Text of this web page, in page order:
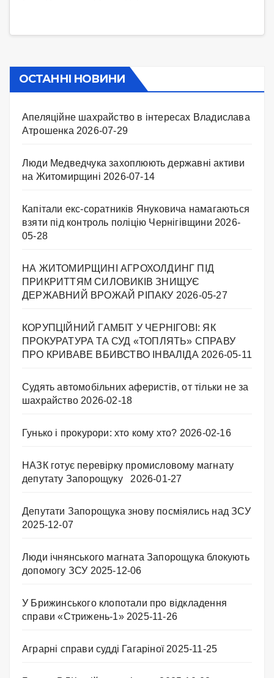
ОСТАННІ НОВИНИ
Апеляційне шахрайство в інтересах Владислава
Атрошенка 2026-07-29
Люди Медведчука захоплюють державні активи
на Житомирщині 2026-07-14
Капітали екс-соратників Януковича намагаються
взяти під контроль поліцію Чернігівщини 2026-
05-28
НА ЖИТОМИРЩИНІ АГРОХОЛДИНГ ПІД
ПРИКРИТТЯМ СИЛОВИКІВ ЗНИЩУЄ
ДЕРЖАВНИЙ ВРОЖАЙ РІПАКУ ​ 2026-05-27
КОРУПЦІЙНИЙ ГАМБІТ У ЧЕРНІГОВІ: ЯК
ПРОКУРАТУРА ТА СУД «ТОПЛЯТЬ» СПРАВУ
ПРО КРИВАВЕ ВБИВСТВО ІНВАЛІДА 2026-05-11
Судять автомобільних аферистів, от тільки не за
шахрайство 2026-02-18
Гунько і прокурори: хто кому хто? 2026-02-16
НАЗК готує перевірку промисловому магнату
депутату Запорощуку
2026-01-27
Депутати Запорощука знову посміялись над ЗСУ
2025-12-07
Люди ічнянського магната Запорощука блокують
допомогу ЗСУ 2025-12-06
У Брижинського клопотали про відкладення
справи «Стрижень-1» 2025-11-26
Аграрні справи судді Гагаріної 2025-11-25